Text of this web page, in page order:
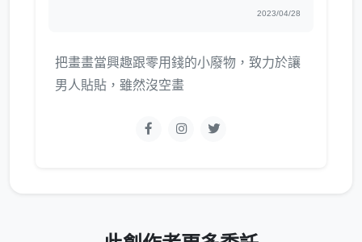
2023/04/28
把畫畫當興趣跟零用錢的小廢物，致力於讓
男人貼貼，雖然沒空畫